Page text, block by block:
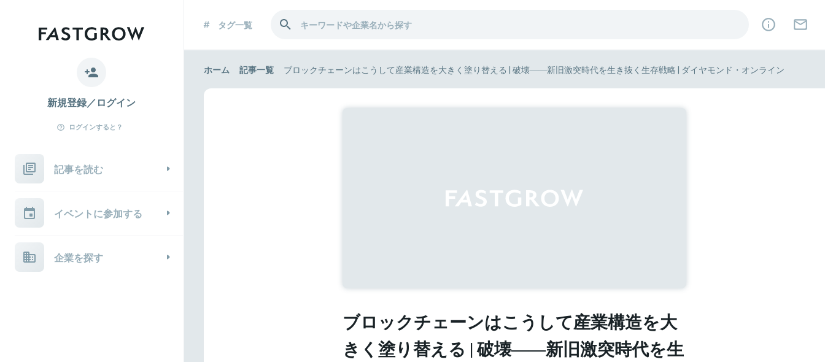
新規登録／ログイン
ログインすると？
記事を読む
イベントに参加する
企業を探す
タグ一覧
ホーム 記事一覧 ブロックチェーンはこうして産業構造を大きく塗り替える | 破壊――新旧激突時代を生き抜く生存戦略 | ダイヤモンド・オンライン
ブロックチェーンはこうして産業構造を大
きく塗り替える | 破壊――新旧激突時代を生